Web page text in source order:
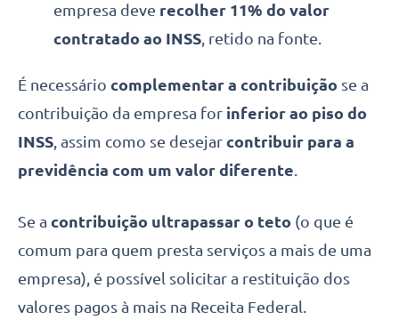
empresa deve recolher 11% do valor
contratado ao INSS, retido na fonte.
É necessário complementar a contribuição se a
contribuição da empresa for inferior ao piso do
INSS, assim como se desejar contribuir para a
previdência com um valor diferente.
Se a contribuição ultrapassar o teto (o que é
comum para quem presta serviços a mais de uma
empresa), é possível solicitar a restituição dos
valores pagos à mais na Receita Federal.